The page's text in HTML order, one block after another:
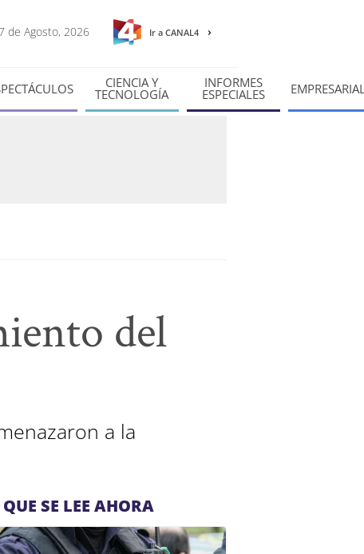
de Agosto, 2026 Ir a CANAL4
CIENCIA Y
TECNOLOGÍA
INFORMES
ESPECIALES
del
a la
SE LEE AHORA